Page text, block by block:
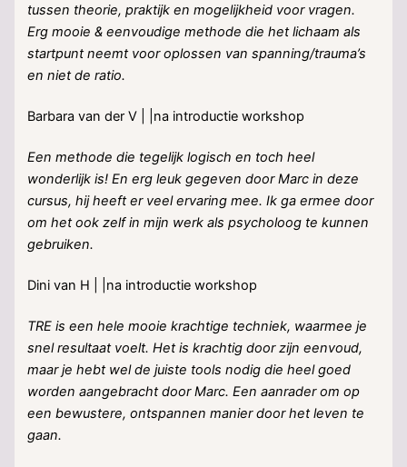
tussen theorie, praktijk en mogelijkheid voor vragen.
Erg mooie & eenvoudige methode die het lichaam als
startpunt neemt voor oplossen van spanning/trauma’s
en niet de ratio.
Barbara van der V | |na introductie workshop
Een methode die tegelijk logisch en toch heel
wonderlijk is! En erg leuk gegeven door Marc in deze
cursus, hij heeft er veel ervaring mee. Ik ga ermee door
om het ook zelf in mijn werk als psycholoog te kunnen
gebruiken.
Dini van H | |na introductie workshop
TRE is een hele mooie krachtige techniek, waarmee je
snel resultaat voelt. Het is krachtig door zijn eenvoud,
maar je hebt wel de juiste tools nodig die heel goed
worden aangebracht door Marc. Een aanrader om op
een bewustere, ontspannen manier door het leven te
gaan.